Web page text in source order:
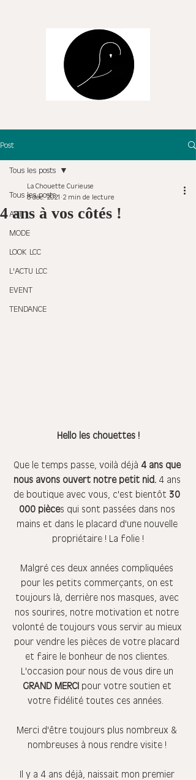
Post
Tous les posts
ART
MODE
LOOK LCC
L'ACTU LCC
EVENT
TENDANCE
Tous les posts
4 ans à vos côtés !
La Chouette Curieuse
8 déc. 2021 2 min de lecture
Hello les chouettes !
Que le temps passe, voilà déjà 4 ans que
nous avons ouvert notre petit nid. 4 ans
de boutique avec vous, c'est bientôt 30
000 pièces qui sont passées dans nos
mains et dans le placard d'une nouvelle
propriétaire ! La folie !
Malgré ces deux années compliquées
pour les petits commerçants, on est
toujours là, derrière nos masques, avec
nos sourires, notre motivation et notre
volonté de toujours vous servir au mieux
pour vendre les pièces de votre placard
et faire le bonheur de nos clientes.
L'occasion pour nous de vous dire un
GRAND MERCI pour votre soutien et
votre fidélité toutes ces années.
Merci d'être toujours plus nombreux &
nombreuses à nous rendre visite !
Il y a 4 ans déjà, naissait mon premier